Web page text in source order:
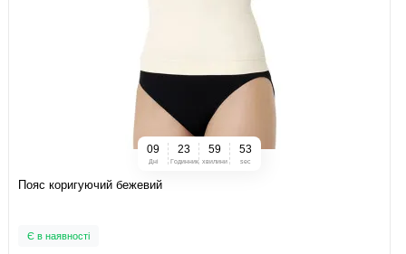
09
Дні
23
Годинник
59
хвилини
52
sec
Пояс коригуючий бежевий
Є в наявності